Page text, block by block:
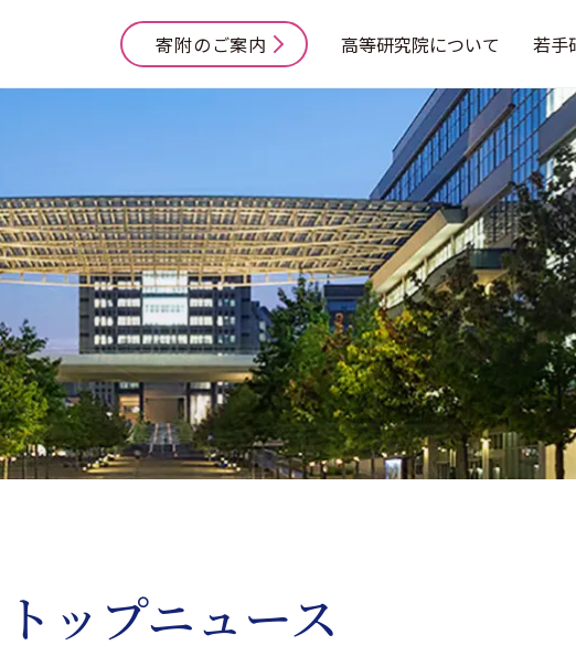
寄附のご案内 高等研究院について 若手
トップニュース